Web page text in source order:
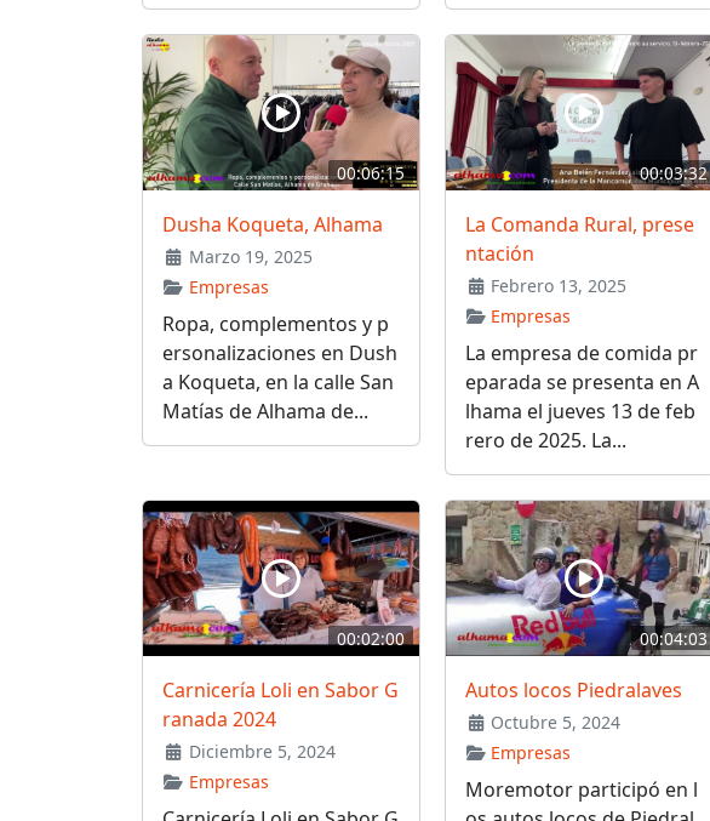
00:06:15
Dusha Koqueta, Alhama
Marzo 19, 2025
Empresas
Ropa, complementos y p
ersonalizaciones en Dush
a Koqueta, en la calle San
Matías de Alhama de...
00:03:32
La Comanda Rural, prese
ntación
Febrero 13, 2025
Empresas
La empresa de comida pr
eparada se presenta en A
lhama el jueves 13 de feb
rero de 2025. La...
00:02:00
Carnicería Loli en Sabor G
ranada 2024
Diciembre 5, 2024
Empresas
00:04:03
Autos locos Piedralaves
Octubre 5, 2024
Empresas
Moremotor participó en l